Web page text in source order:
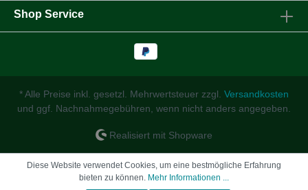
Shop Service
* Alle Preise inkl. gesetzl. Mehrwertsteuer zzgl. Versandkosten
und ggf. Nachnahmegebühren, wenn nicht anders angegeben.
Realisiert mit Shopware
Diese Website verwendet Cookies, um eine bestmögliche Erfahrung
bieten zu können. Mehr Informationen ...